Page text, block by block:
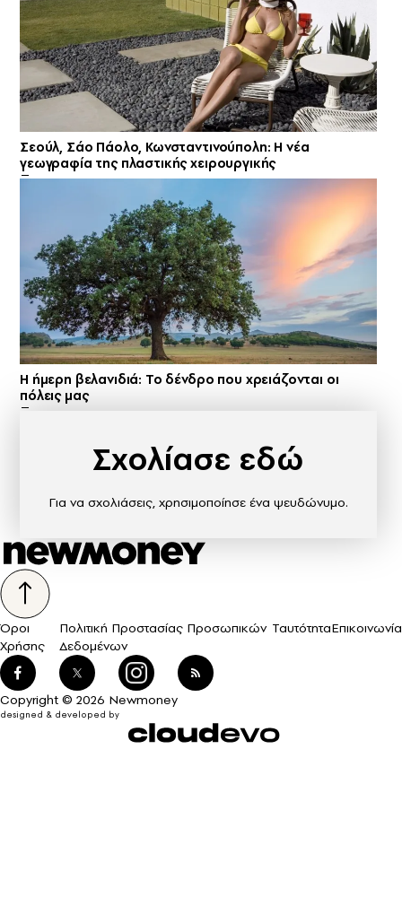
Σεούλ, Σάο Πάολο, Κωνσταντινούπολη: Η νέα
γεωγραφία της πλαστικής χειρουργικής
Η ήμερη βελανιδιά: Το δένδρο που χρειάζονται οι
πόλεις μας
Σχολίασε εδώ
Για να σχολιάσεις, χρησιμοποίησε ένα ψευδώνυμο.
Όροι
Χρήσης
Πολιτική Προστασίας Προσωπικών
Δεδομένων
ΤαυτότηταΕπικοινωνία
Copyright © 2026 Newmoney
designed & developed by